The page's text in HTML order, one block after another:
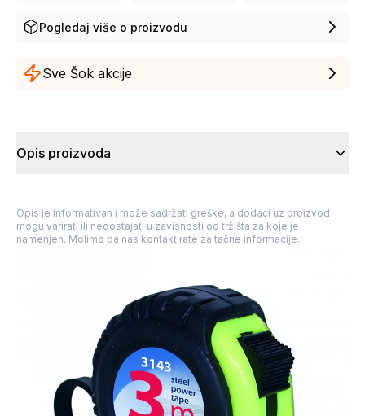
Pogledaj više o proizvodu
Sve Šok akcije
Opis proizvoda
Opis je informativan i može sadržati greške, a dodaci uz proizvod
mogu varirati ili nedostajati u zavisnosti od tržišta za koje je
namenjen. Molimo da nas kontaktirate za tačne informacije.